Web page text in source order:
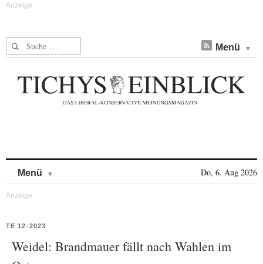
Suche nach: Menü
Menü Do, 6. Aug 2026
TE 12-2023
Weidel: Brandmauer fällt nach Wahlen im